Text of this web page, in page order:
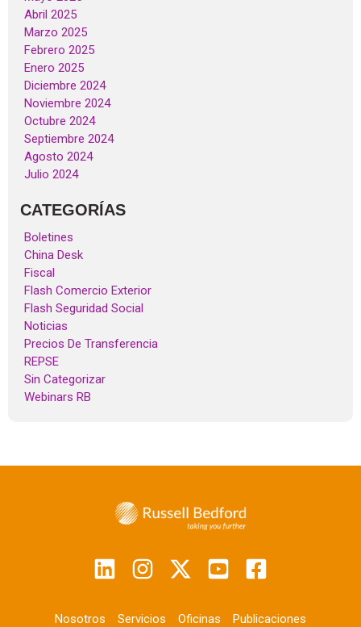
Abril 2025
Marzo 2025
Febrero 2025
Enero 2025
Diciembre 2024
Noviembre 2024
Octubre 2024
Septiembre 2024
Agosto 2024
Julio 2024
CATEGORÍAS
Boletines
China Desk
Fiscal
Flash Comercio Exterior
Flash Seguridad Social
Noticias
Precios De Transferencia
REPSE
Sin Categorizar
Webinars RB
Nosotros Servicios Oficinas Publicaciones